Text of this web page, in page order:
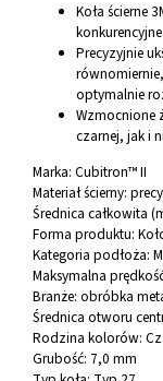
Koła ścierne
Precyzyjnie
optymalnie
Wzmocnione
czarnej, jak i
Marka: Cubitron™ II
Materiał ścierny:
Średnica całkowita
Forma produktu:
Kategoria podłoża:
Maksymalna
Branże: obróbka
Średnica otworu
Rodzina kolorów:
Grubość: 7,0 mm